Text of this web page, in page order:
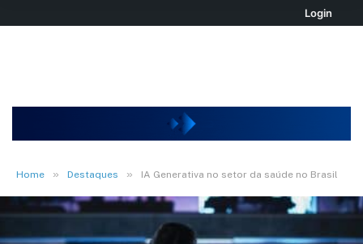
Login
Home » Destaques » IA Generativa no setor da saúde no Brasil